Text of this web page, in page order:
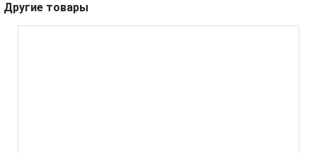
Другие товары